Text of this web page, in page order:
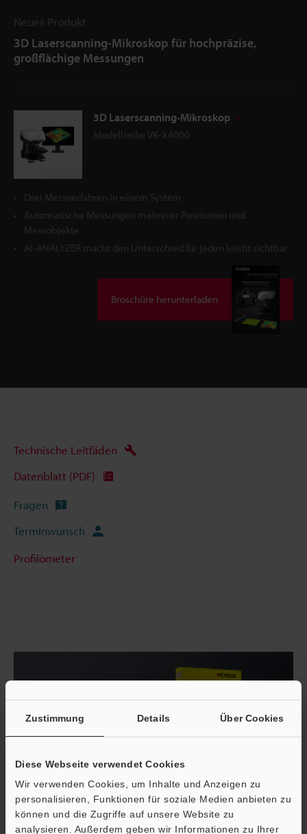
Zustimmung Details Über Cookies
Diese Webseite verwendet Cookies
Wir verwenden Cookies, um Inhalte und Anzeigen zu
personalisieren, Funktionen für soziale Medien anbieten zu
können und die Zugriffe auf unsere Website zu
analysieren. Außerdem geben wir Informationen zu Ihrer
Neues Produkt
3D Laserscanning-Mikroskop für hochpräzise,
großflächige Messungen
3D Laserscanning-Mikroskop
Modellreihe VK-X4000
Drei Messverfahren in einem System
Automatische Messungen mehrerer Positionen und
Messobjekte
AI-ANALYZER macht den Unterschied für jeden leicht sichtbar
Broschüre herunterladen
Technische Leitfäden
Datenblatt (PDF)
Fragen
Terminwunsch
Profilometer